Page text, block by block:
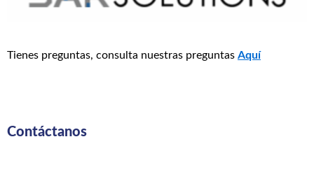
Tienes preguntas, consulta nuestras preguntas Aquí
Contáctanos